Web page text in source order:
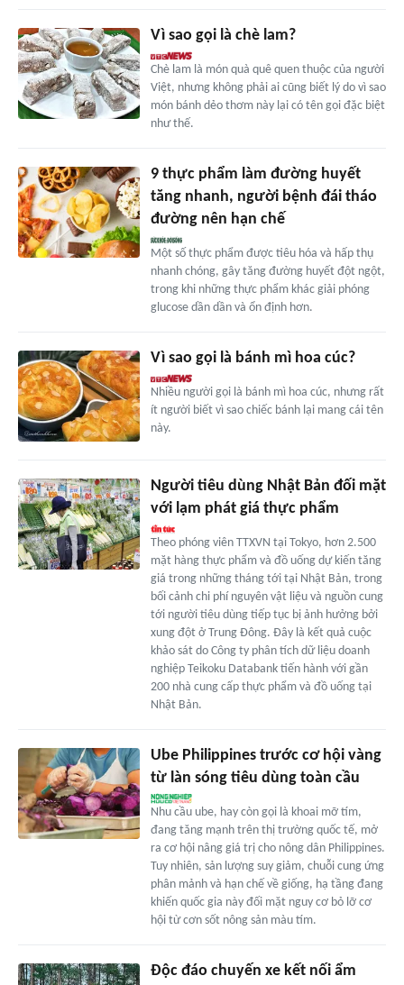
Vì sao gọi là chè lam?
Chè lam là món quà quê quen thuộc của người
Việt, nhưng không phải ai cũng biết lý do vì sao
món bánh dẻo thơm này lại có tên gọi đặc biệt
như thế.
9 thực phẩm làm đường huyết
tăng nhanh, người bệnh đái tháo
đường nên hạn chế
Một số thực phẩm được tiêu hóa và hấp thụ
nhanh chóng, gây tăng đường huyết đột ngột,
trong khi những thực phẩm khác giải phóng
glucose dần dần và ổn định hơn.
Vì sao gọi là bánh mì hoa cúc?
Nhiều người gọi là bánh mì hoa cúc, nhưng rất
ít người biết vì sao chiếc bánh lại mang cái tên
này.
Người tiêu dùng Nhật Bản đối mặt
với lạm phát giá thực phẩm
Theo phóng viên TTXVN tại Tokyo, hơn 2.500
mặt hàng thực phẩm và đồ uống dự kiến tăng
giá trong những tháng tới tại Nhật Bản, trong
bối cảnh chi phí nguyên vật liệu và nguồn cung
tới người tiêu dùng tiếp tục bị ảnh hưởng bởi
xung đột ở Trung Đông. Đây là kết quả cuộc
khảo sát do Công ty phân tích dữ liệu doanh
nghiệp Teikoku Databank tiến hành với gần
200 nhà cung cấp thực phẩm và đồ uống tại
Nhật Bản.
Ube Philippines trước cơ hội vàng
từ làn sóng tiêu dùng toàn cầu
Nhu cầu ube, hay còn gọi là khoai mỡ tím,
đang tăng mạnh trên thị trường quốc tế, mở
ra cơ hội nâng giá trị cho nông dân Philippines.
Tuy nhiên, sản lượng suy giảm, chuỗi cung ứng
phân mảnh và hạn chế về giống, hạ tầng đang
khiến quốc gia này đối mặt nguy cơ bỏ lỡ cơ
hội từ cơn sốt nông sản màu tím.
Độc đáo chuyến xe kết nối ẩm